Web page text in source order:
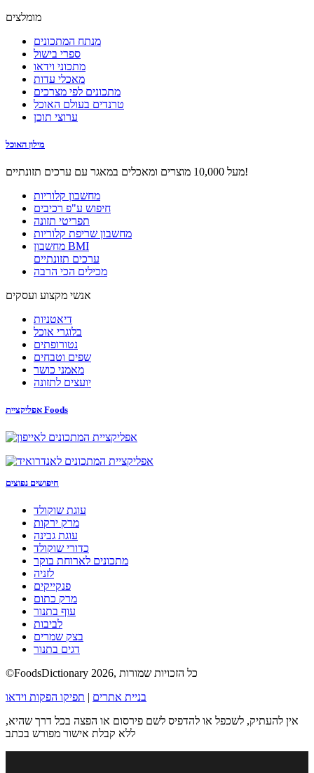
מומלצים
מנתח המתכונים
ספרי בישול
מתכוני וידאו
מאכלי עדות
מתכונים לפי מצרכים
טרנדים בעולם האוכל
ערוצי תוכן
מילון האוכל
מעל 10,000 מוצרים ומאכלים במאגר עם ערכים תזונתיים!
מחשבון קלוריות
חיפוש ע"פ רכיבים
תפריטי תזונה
מחשבון שריפת קלוריות
מחשבון BMI
ערכים תזונתיים
מכילים הכי הרבה
אנשי מקצוע ועסקים
דיאטניות
בלוגרי אוכל
נטורופתים
שפים וטבחים
מאמני כושר
יועצים לתזונה
אפליקציית Foods
חיפושים נפוצים
עוגת שוקולד
מרק ירקות
עוגת גבינה
כדורי שוקולד
מתכונים לארוחת בוקר
לזניה
פנקייקים
מרק כתום
עוף בתנור
לביבות
בצק שמרים
דגים בתנור
©FoodsDictionary 2026, כל הזכויות שמורות
בניית אתרים | תפיקו הפקות וידאו
אין להעתיק, לשכפל או להדפיס לשם פירסום או הפצה בכל דרך שהיא,
ללא קבלת אישור מפורש בכתב